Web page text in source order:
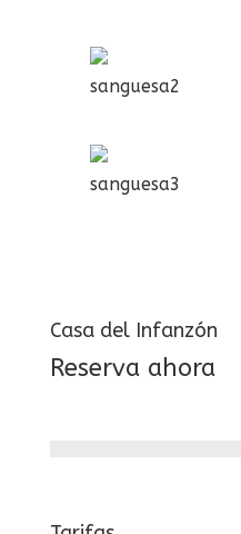
sanguesa2
sanguesa3
Casa del Infanzón
Reserva ahora